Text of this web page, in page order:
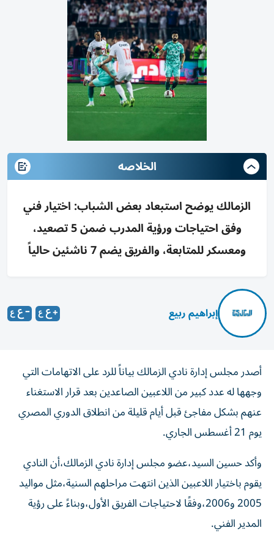
الخلاصه
الزمالك يوضح استبعاد بعض الشباب: اختيار فني
وفق احتياجات ورؤية المدرب ضمن 5 تصعيد،
ومعسكر للمتابعة، والفريق يضم 7 ناشئين حالياً
إبراهيم ربيع
أصدر مجلس إدارة نادي الزمالك بياناً للرد على الاتهامات التي
وجهها له عدد كبير من اللاعبين الصاعدين بعد قرار الاستغناء
عنهم بشكل مفاجئ قبل أيام قليلة من انطلاق الدوري المصري
يوم 21 أغسطس الجاري.
وأكد حسين السيد،عضو مجلس إدارة نادي الزمالك،أن النادي
يقوم باختيار اللاعبين الذين انتهت مراحلهم السنية،مثل مواليد
2005 و2006،وفقًا لاحتياجات الفريق الأول،وبناءً على رؤية
المدير الفني.